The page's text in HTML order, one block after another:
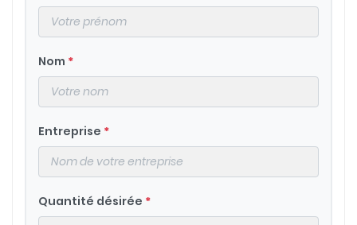
Nom *
Entreprise *
Quantité désirée *